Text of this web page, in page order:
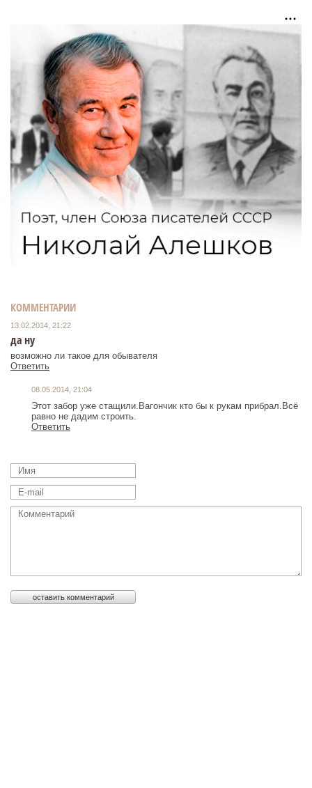
КОММЕНТАРИИ
13.02.2014, 21:22
да ну
возможно ли такое для обывателя
Ответить
08.05.2014, 21:04
Этот забор уже стащили.Вагончик кто бы к рукам прибрал.Всё
равно не дадим строить.
Ответить